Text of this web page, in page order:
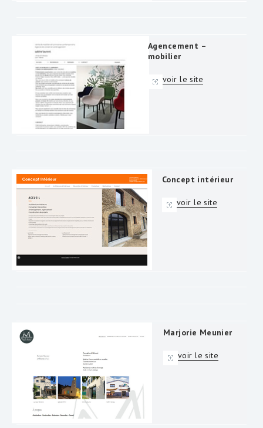
Agencement –
mobilier
voir le site
Concept intérieur
voir le site
Marjorie Meunier
voir le site